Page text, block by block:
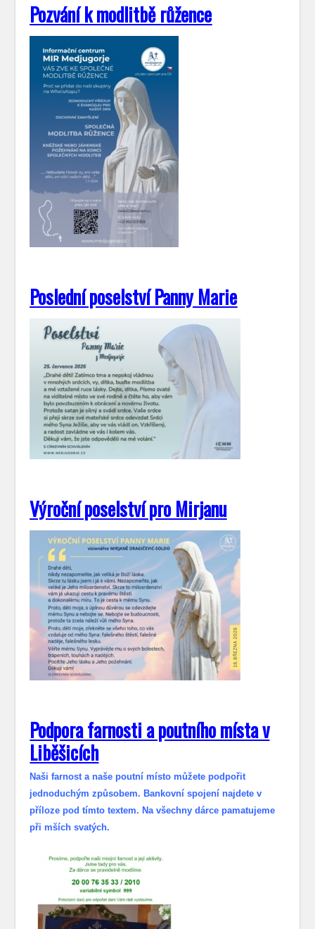
Pozvání k modlitbě růžence
Poslední poselství Panny Marie
Výroční poselství pro Mirjanu
Podpora farnosti a poutního místa v
Liběšicích
Naši farnost a naše poutní místo můžete podpořit
jednoduchým způsobem. Bankovní spojení najdete v
příloze pod tímto textem. Na všechny dárce pamatujeme
při mších svatých.